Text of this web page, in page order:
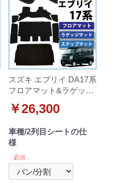
スズキ エブリイ DA17系
フロアマット&ラゲッジ
セット 織柄シリーズ
￥26,300
車種/2列目シートの仕
様
必須